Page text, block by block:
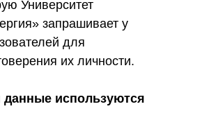
Университет
запрашивает у
для
их личности.
данные используются